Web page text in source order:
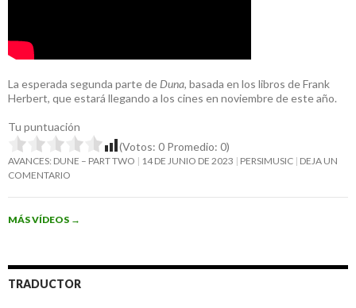
La esperada segunda parte de Duna, basada en los libros de Frank
Herbert, que estará llegando a los cines en noviembre de este año.
Tu puntuación
(Votos: 0 Promedio: 0)
AVANCES: DUNE – PART TWO 14 DE JUNIO DE 2023 PERSIMUSIC DEJA UN
COMENTARIO
MÁS VÍDEOS →
TRADUCTOR